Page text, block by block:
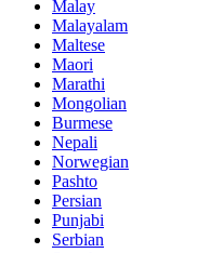
Malay
Malayalam
Maltese
Maori
Marathi
Mongolian
Burmese
Nepali
Norwegian
Pashto
Persian
Punjabi
Serbian